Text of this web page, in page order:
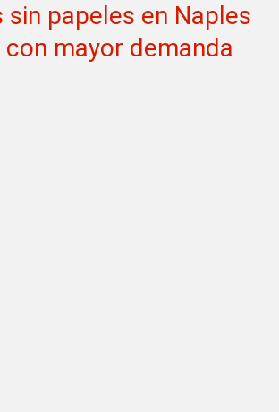
sin papeles en Naples
con mayor demanda